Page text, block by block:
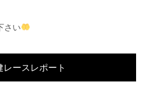
さい
ースレポート